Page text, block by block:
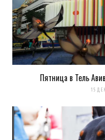
Сохранить моё имя, email
Уведомить меня о новых
Уведомлять меня о новых
Пятница в Тель
15